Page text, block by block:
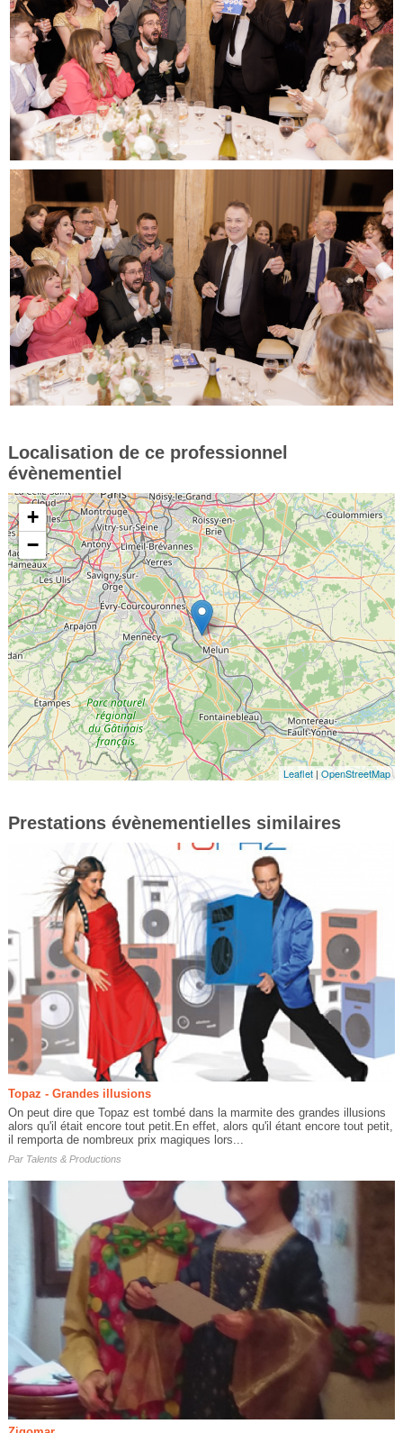
Localisation de ce professionnel
évènementiel
+
−
Leaflet |OpenStreetMap
Prestations évènementielles similaires
Topaz - Grandes illusions
On peut dire que Topaz est tombé dans la marmite des grandes illusions
alors qu'il était encore tout petit.En effet, alors qu'il étant encore tout petit,
il remporta de nombreux prix magiques lors...
Par Talents & Productions